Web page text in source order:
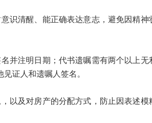
清醒、能正确表达意志，避免因精神
注明日期；代书遗嘱需有两个以上无
证人和遗嘱人签名。
及对房产的分配方式，防止因表述模